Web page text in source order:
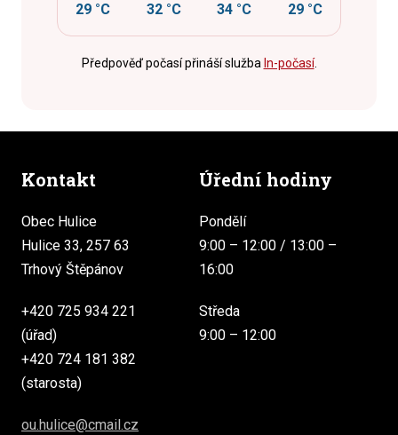
29 °C 32 °C 34 °C 29 °C
Předpověď počasí přináší služba In-počasí.
Kontakt
Obec Hulice
Hulice 33, 257 63
Trhový Štěpánov
+420 725 934 221
(úřad)
+420 724 181 382
(starosta)
ou.hulice@cmail.cz
Úřední hodiny
Pondělí
9:00 – 12:00 / 13:00 –
16:00
Středa
9:00 – 12:00